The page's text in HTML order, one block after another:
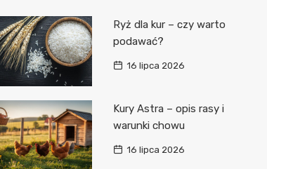
Ryż dla kur – czy warto
podawać?
16 lipca 2026
Kury Astra – opis rasy i
warunki chowu
16 lipca 2026